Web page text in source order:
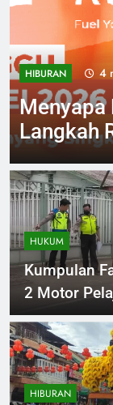
NASIONAL
Geger
HUKUM
Kumpulan
2 Motor
HIBURAN